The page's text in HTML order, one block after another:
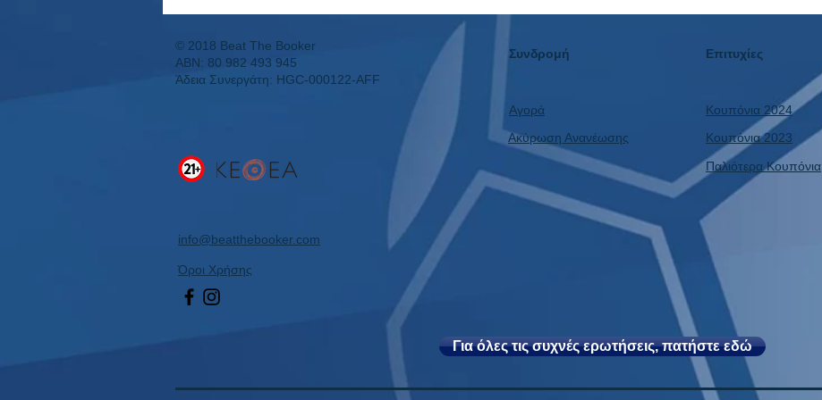
© 2018 Beat The Booker
ABN: 80 982 493 945
Άδεια Συνεργάτη: HGC-000122-AFF
Συνδρομή
Αγορά
Ακύρωση Ανανέωσης
Επιτυχίες
Κουπόνια 2024
Κουπόνια 2023
Παλιότερα Κουπόνια
info@beatthebooker.com
Όροι Χρήσης
Για όλες τις συχνές ερωτήσεις, πατήστε εδώ